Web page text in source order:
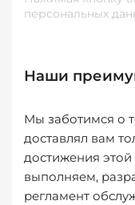
персональных
Наши
Мы заботимся о
доставлял вам
достижения
выполняем,
регламент